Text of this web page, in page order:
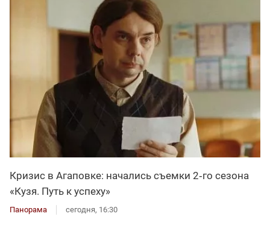
Кризис в Агаповке: начались съемки 2‑го сезона
«Кузя. Путь к успеху»
Панорама сегодня, 16:30